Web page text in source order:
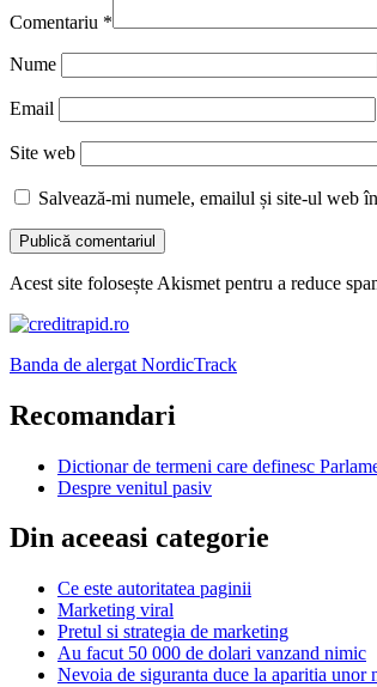
Comentariu *
Nume
Email
Site web
Salvează-mi numele, emailul și site-ul web
Acest site folosește Akismet pentru a reduce
Banda de alergat NordicTrack
Recomandari
Dictionar de termeni care definesc
Despre venitul pasiv
Din aceeasi categorie
Ce este autoritatea paginii
Marketing viral
Pretul si strategia de marketing
Au facut 50 000 de dolari vanzand nimic
Nevoia de siguranta duce la aparitia unor